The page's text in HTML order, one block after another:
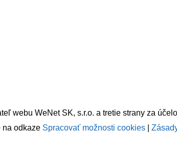
webu WeNet SK, s.r.o. a tretie strany za
na odkaze Spracovať možnosti cookies